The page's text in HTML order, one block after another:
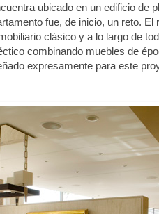
ubicado en un edificio de
fue, de inicio, un reto. El
clásico y a lo largo de
combinando muebles de
expresamente para este